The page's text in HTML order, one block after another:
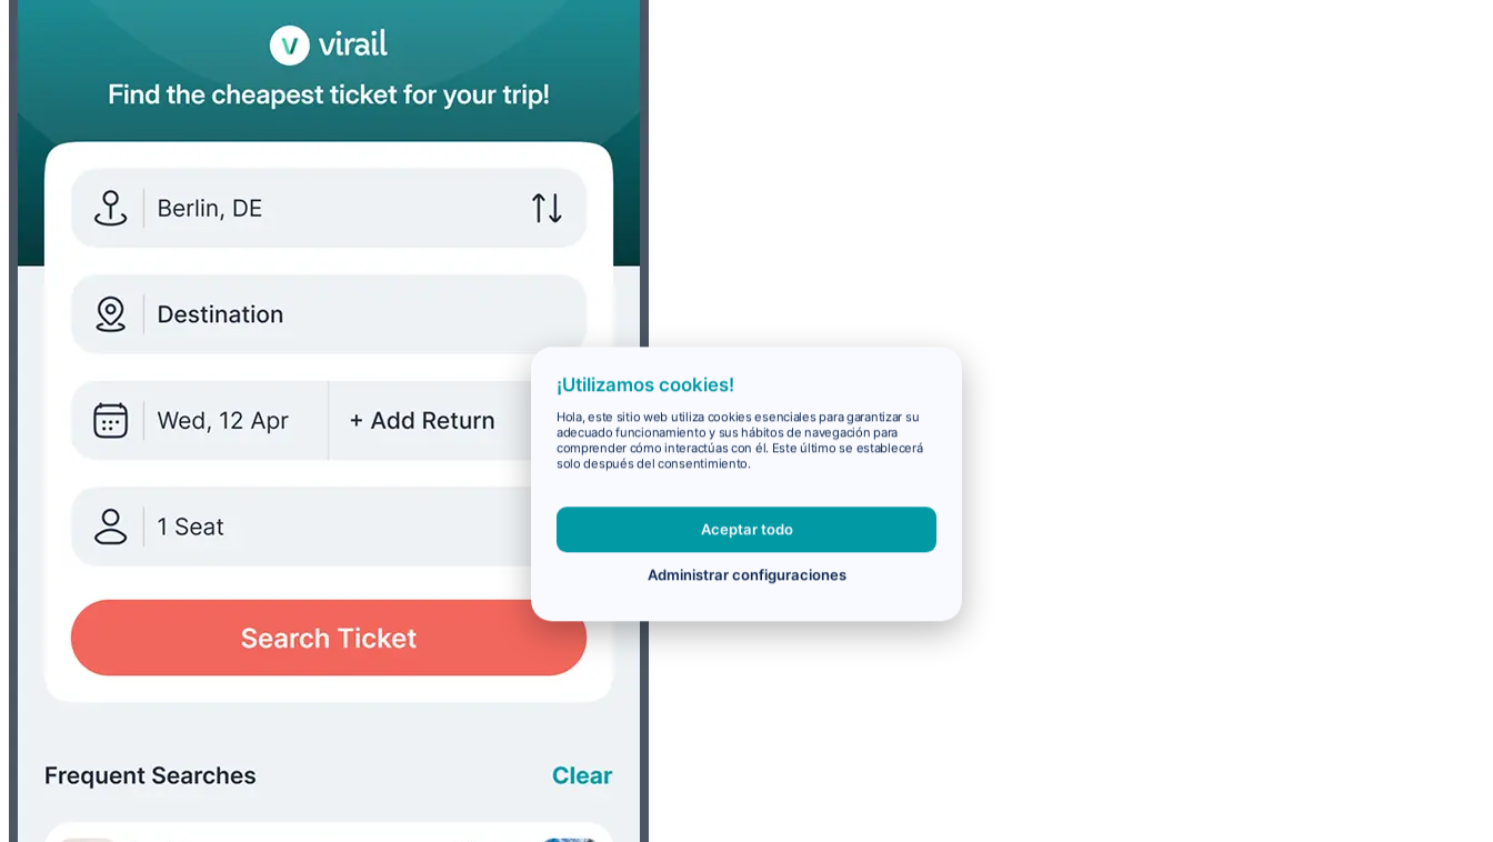
¡Utilizamos cookies!
Hola, este sitio web utiliza cookies esenciales para garantizar su
adecuado funcionamiento y sus hábitos de navegación para
comprender cómo interactúas con él. Este último se establecerá
solo después del consentimiento.
Aceptar todo
Administrar configuraciones